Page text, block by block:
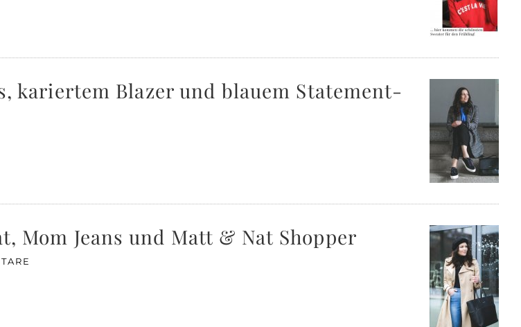
kariertem Blazer und blauem Statement-
Mom Jeans und Matt & Nat Shopper